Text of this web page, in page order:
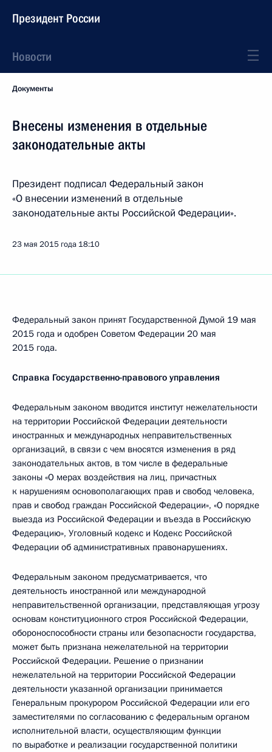
Президент России
Новости
Документы
Внесены изменения в отдельные
законодательные акты
Президент подписал Федеральный закон
«О внесении изменений в отдельные
законодательные акты Российской Федерации».
23 мая 2015 года 18:10
Федеральный закон принят Государственной Думой 19 мая
2015 года и одобрен Советом Федерации 20 мая
2015 года.
Справка Государственно-правового управления
Федеральным законом вводится институт нежелательности
на территории Российской Федерации деятельности
иностранных и международных неправительственных
организаций, в связи с чем вносятся изменения в ряд
законодательных актов, в том числе в федеральные
законы «О мерах воздействия на лиц, причастных
к нарушениям основополагающих прав и свобод человека,
прав и свобод граждан Российской Федерации», «О порядке
выезда из Российской Федерации и въезда в Российскую
Федерацию», Уголовный кодекс и Кодекс Российской
Федерации об административных правонарушениях.
Федеральным законом предусматривается, что
деятельность иностранной или международной
неправительственной организации, представляющая угрозу
основам конституционного строя Российской Федерации,
обороноспособности страны или безопасности государства,
может быть признана нежелательной на территории
Российской Федерации. Решение о признании
нежелательной на территории Российской Федерации
деятельности указанной организации принимается
Генеральным прокурором Российской Федерации или его
заместителями по согласованию с федеральным органом
исполнительной власти, осуществляющим функции
по выработке и реализации государственной политики